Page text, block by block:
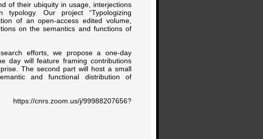
of their ubiquity in usage, interjections
Our project “Typologizing
of an open-access edited volume,
on the semantics and functions of
efforts, we propose a one-day
day will feature framing contributions
The second part will host a small
and functional distribution of
j/99988207656?